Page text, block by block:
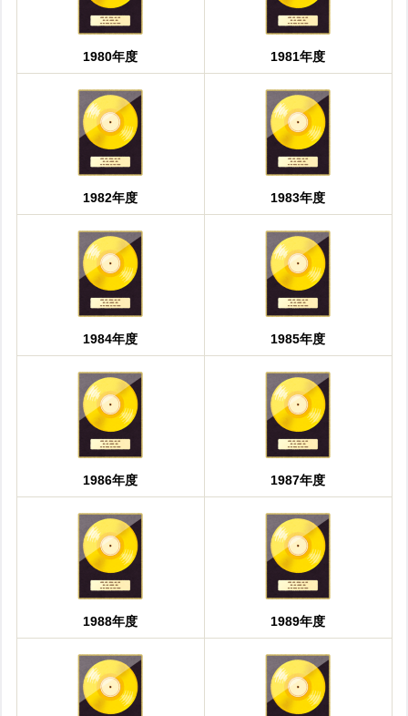
1980年度 1981年度
1982年度 1983年度
1984年度 1985年度
1986年度 1987年度
1988年度 1989年度